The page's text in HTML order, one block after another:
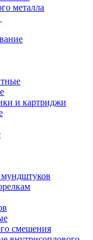
металла
и картриджи
смешения